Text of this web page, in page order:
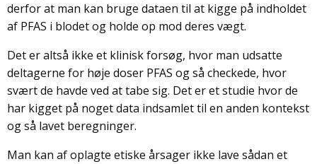
derfor at man kan bruge dataen til at kigge på indholdet
af PFAS i blodet og holde op mod deres vægt.
Det er altså ikke et klinisk forsøg, hvor man udsatte
deltagerne for høje doser PFAS og så checkede, hvor
svært de havde ved at tabe sig. Det er et studie hvor de
har kigget på noget data indsamlet til en anden kontekst
og så lavet beregninger.
Man kan af oplagte etiske årsager ikke lave sådan et